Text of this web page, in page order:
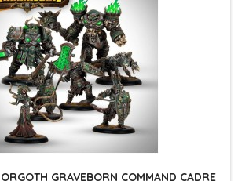
GRAVEBORN COMMAND CADRE